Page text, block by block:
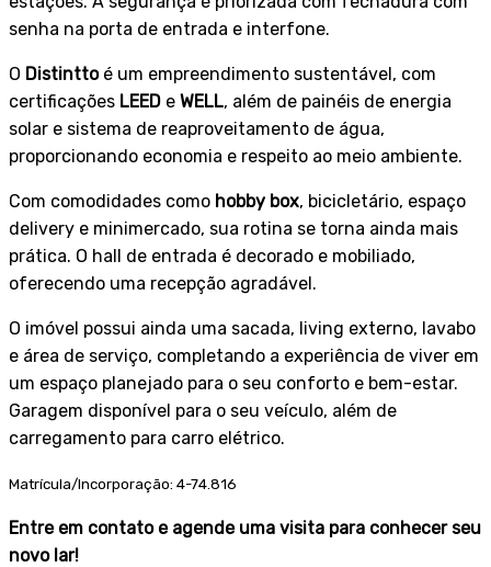
senha na porta de entrada e interfone.
O Distinttoé um empreendimento sustentável, com
certificações LEED e WELL, além de painéis de energia
solar e sistema de reaproveitamento de água,
proporcionando economia e respeito ao meio ambiente.
Com comodidades como hobby box, bicicletário, espaço
delivery e minimercado, sua rotina se torna ainda mais
prática. O hall de entrada é decorado e mobiliado,
oferecendo uma recepção agradável.
O imóvel possui ainda uma sacada, living externo, lavabo
e área de serviço, completando a experiência de viver em
um espaço planejado para o seu conforto e bem-estar.
Garagem disponível para o seu veículo, além de
carregamento para carro elétrico.
Matrícula/Incorporação: 4-74.816
Entre em contato e agende uma visita para conhecer seu
novo lar!